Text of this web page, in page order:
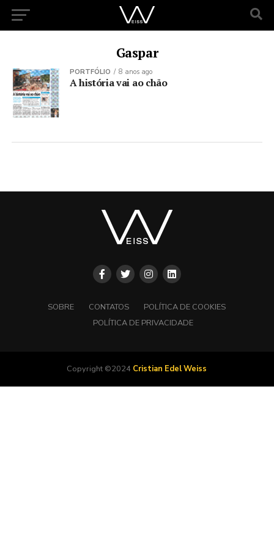
Gaspar
PORTFÓLIO 8 anos ago
A história vai ao chão
SOBRE CONTATOS
POLÍTICA DE COOKIES
POLÍTICA DE PRIVACIDADE
Copyright ©2024 Cristian Edel Weiss